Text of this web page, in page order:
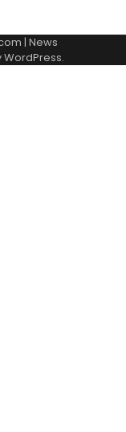
| News
WordPress.